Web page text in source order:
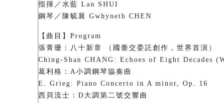
指揮／水藍 Lan SHUI
鋼琴／陳毓襄 Gwhyneth CHEN
【曲目】Program
張菁珊：八十新章 （國臺交委託創作，世界首演）
Ching-Shan CHANG: Echoes of Eight Decades
葛利格：A小調鋼琴協奏曲
E. Grieg: Piano Concerto in A minor, Op. 16
西貝流士：D大調第二號交響曲